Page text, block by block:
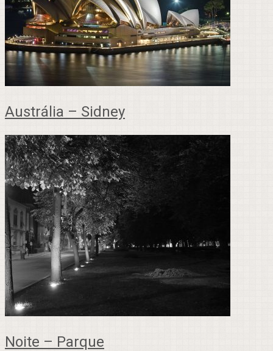
Austrália – Sidney
Noite – Parque